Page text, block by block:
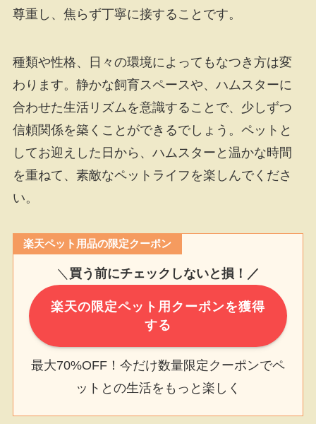
尊重し、焦らず丁寧に接することです。
種類や性格、日々の環境によってもなつき方は変
わります。静かな飼育スペースや、ハムスターに
合わせた生活リズムを意識することで、少しずつ
信頼関係を築くことができるでしょう。ペットと
してお迎えした日から、ハムスターと温かな時間
を重ねて、素敵なペットライフを楽しんでくださ
い。
楽天ペット用品の限定クーポン
＼ 買う前にチェックしないと損！／
楽天の限定ペット用クーポンを獲得
する
最大70%OFF！今だけ数量限定クーポンでペ
ットとの生活をもっと楽しく